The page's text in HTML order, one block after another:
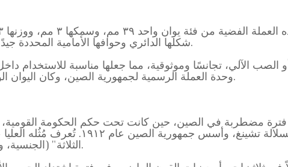
نقي (Cu). شكلها الدائري وحوافها الأمامية المحددة جيدًا يُوفران حماية من التزييف.
الآلي، تجانسًا وموثوقية، مما جعلها مناسبة للاستخدام
وحدة العملة الرسمية لجمهورية الصين، وكان اليوان الواحد هو الوحدة الأساسية للعملة آنذاك.
مضطربة في الصين، حين كانت تحت حكم الحكومة القومية،
العظمى. أطاح صن يات صن بسلالة
الثلاثة" (الجنسية، والحقوق المدنية، وسبل عيش الشعب).